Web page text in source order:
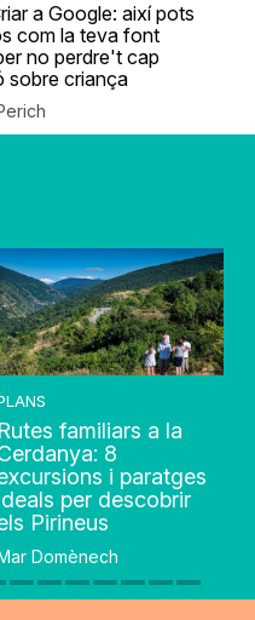
a Google: així pots
com la teva font
no perdre't cap
sobre criança
Rutes familiars a la
8
i paratges
per descobrir
Pirineus
Domènech